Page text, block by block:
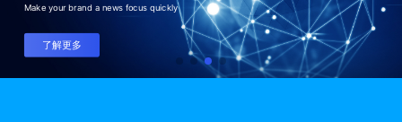
brand a news focus quickly